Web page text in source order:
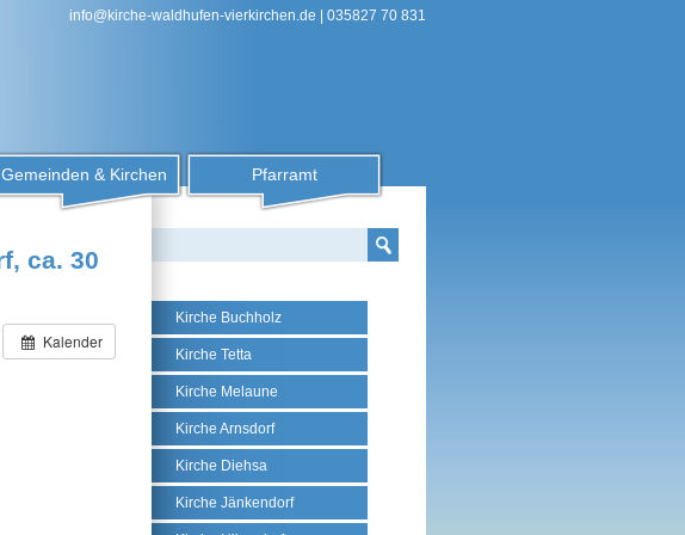
info@kirche-waldhufen-vierkirchen.de | 035827 70 831
Gemeinden & Kirchen Pfarramt
Kirche Buchholz
Kirche Tetta
Kirche Melaune
Kirche Arnsdorf
Kirche Diehsa
Kirche Jänkendorf
ca. 30
Kalender